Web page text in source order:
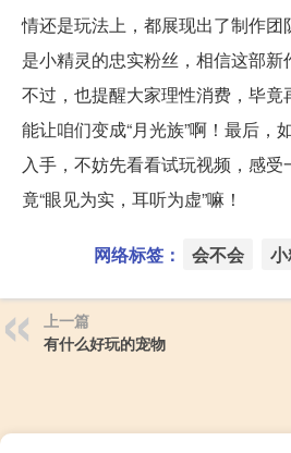
情还是玩法上，都展现出了制作
是小精灵的忠实粉丝，相信这部新
不过，也提醒大家理性消费，毕竟
能让咱们变成“月光族”啊！最后，
入手，不妨先看看试玩视频，感
竟“眼见为实，耳听为虚”嘛！
网络标签： 会不会
上一篇
有什么好玩的宠物